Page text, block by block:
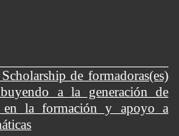
de formadoras(es)
a la generación de
en la formación y apoyo a